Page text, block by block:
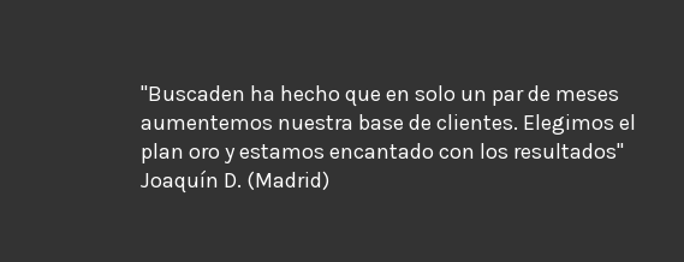
"Buscaden ha hecho que en solo un par de meses
aumentemos nuestra base de clientes. Elegimos el
plan oro y estamos encantado con los resultados"
Joaquín D. (Madrid)